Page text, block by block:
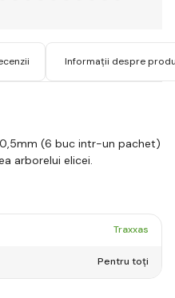
Informații despre
(6 buc intr-un pachet)
arborelui elicei.
Traxxas
Pentru toți